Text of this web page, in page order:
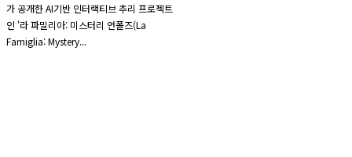
가 공개한 AI기반 인터랙티브 추리 프로젝트
인 '라 파밀리아: 미스터리 언폴즈(La
Famiglia: Mystery...